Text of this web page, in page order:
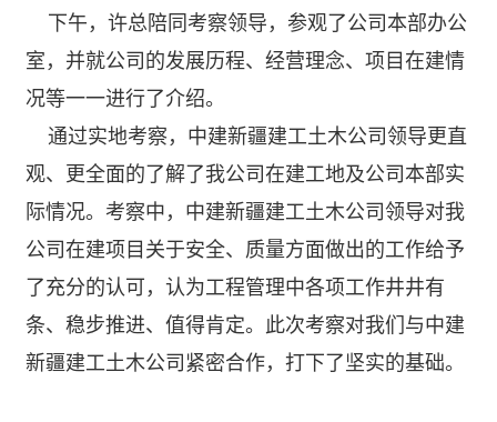
下午，许总陪同考察领导，参观了公司本部办公
室，并就公司的发展历程、经营理念、项目在建情
况等一一进行了介绍。
通过实地考察，中建新疆建工土木公司领导更直
观、更全面的了解了我公司在建工地及公司本部实
际情况。考察中，中建新疆建工土木公司领导对我
公司在建项目关于安全、质量方面做出的工作给予
了充分的认可，认为工程管理中各项工作井井有
条、稳步推进、值得肯定。此次考察对我们与中建
新疆建工土木公司紧密合作，打下了坚实的基础。